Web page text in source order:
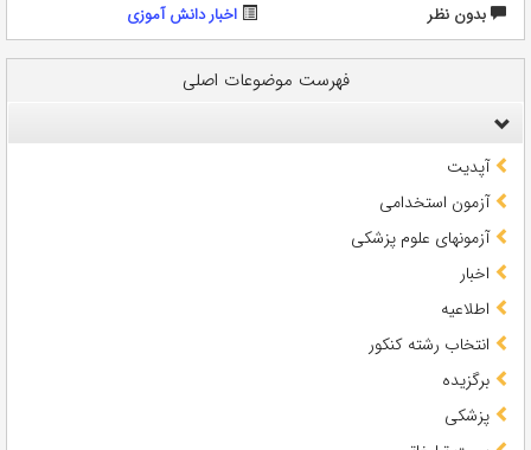
بدون نظر
اخبار دانش آموزی
فهرست موضوعات اصلی
آپدیت
آزمون استخدامی
آزمونهای علوم پزشکی
اخبار
اطلاعیه
انتخاب رشته کنکور
برگزیده
پزشکی